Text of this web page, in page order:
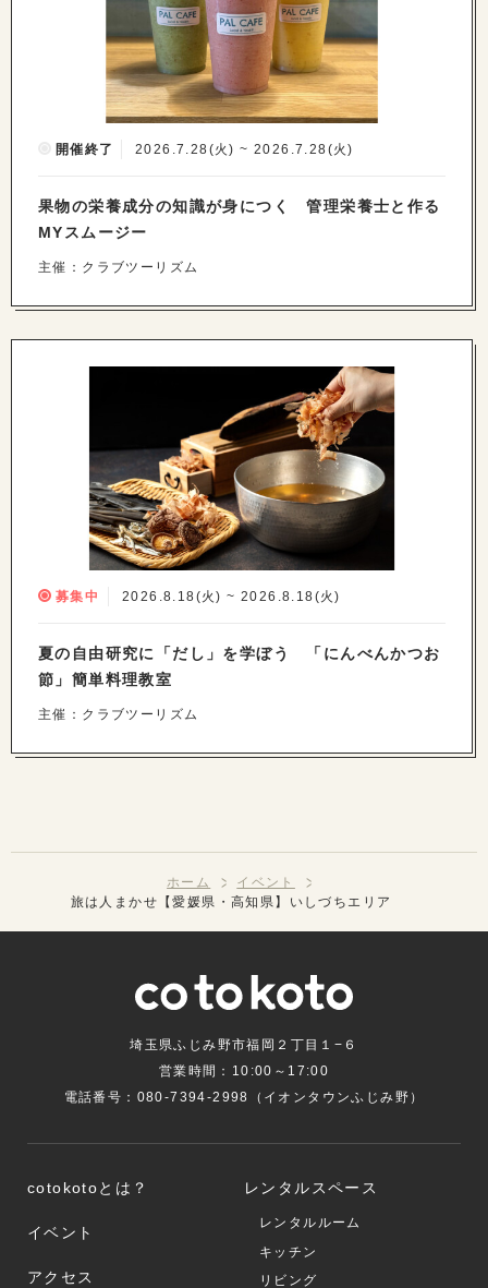
開催終了 2026.7.28(火) ~ 2026.7.28(火)
果物の栄養成分の知識が身につく 管理栄養士と作る
MYスムージー
主催：クラブツーリズム
募集中 2026.8.18(火) ~ 2026.8.18(火)
夏の自由研究に「だし」を学ぼう 「にんべんかつお
節」簡単料理教室
主催：クラブツーリズム
ホーム
イベント
旅は人まかせ【愛媛県・高知県】いしづちエリア
埼玉県ふじみ野市福岡２丁目１−６
営業時間：10:00～17:00
電話番号：080-7394-2998（イオンタウンふじみ野）
cotokotoとは？
イベント
アクセス
レンタルスペース
レンタルルーム
キッチン
リビング